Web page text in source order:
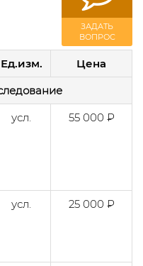
ЗАДАТЬ
ВОПРОС
Ед.изм.
Цена
усл. 55 000 ₽
усл. 25 000 ₽